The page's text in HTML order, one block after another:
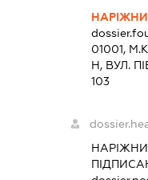
01001,
Н, ВУЛ.
103